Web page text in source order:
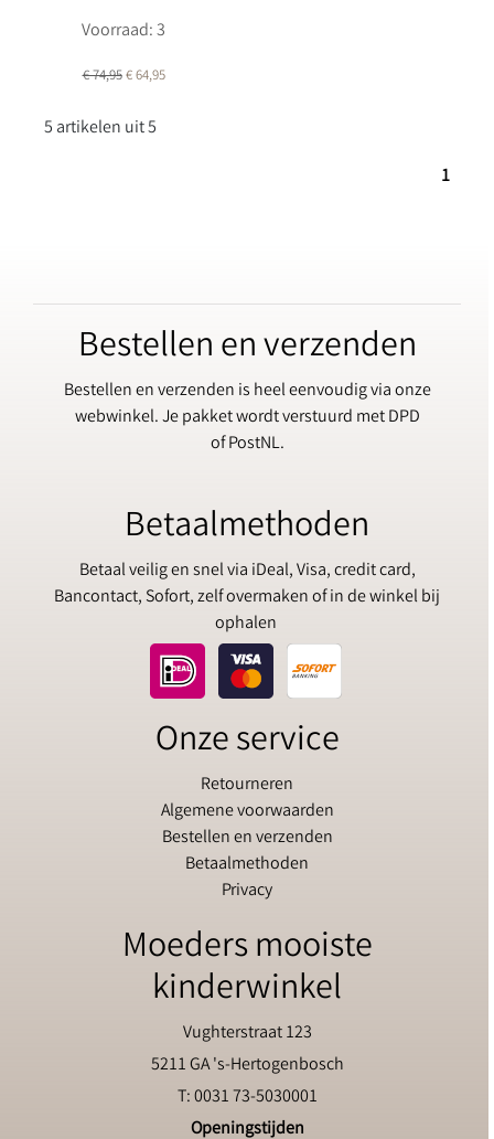
Voorraad: 3
€ 74,95€ 64,95
5 artikelen uit 5
1
Bestellen en verzenden
Bestellen en verzenden is heel eenvoudig via onze
webwinkel. Je pakket wordt verstuurd met DPD
of PostNL.
Betaalmethoden
Betaal veilig en snel via iDeal, Visa, credit card,
Bancontact, Sofort, zelf overmaken of in de winkel bij
ophalen
Onze service
Retourneren
Algemene voorwaarden
Bestellen en verzenden
Betaalmethoden
Privacy
Moeders mooiste
kinderwinkel
Vughterstraat 123
5211 GA 's-Hertogenbosch
T: 0031 73-5030001
Openingstijden